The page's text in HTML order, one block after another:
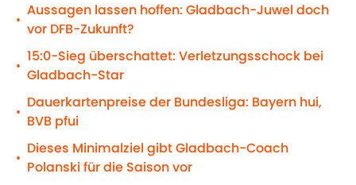
•
Aussagen lassen hoffen: Gladbach-Juwel doch
vor DFB-Zukunft?
•
15:0-Sieg überschattet: Verletzungsschock bei
Gladbach-Star
•
Dauerkartenpreise der Bundesliga: Bayern hui,
BVB pfui
•
Dieses Minimalziel gibt Gladbach-Coach
Polanski für die Saison vor